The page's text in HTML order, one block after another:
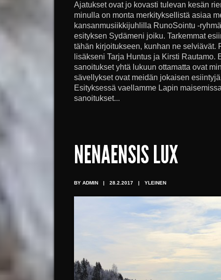
Ajatukset ovat jo kovasti tulevan kesän
minulla on monta merkityksellistä asiaa
kansanmusiikkijuhlilla RunoSointu -
esityksen Sydämeni joiku. Tarkemmat
tähän kirjoitukseen, kunhan ne selviävät.
lisäkseni Tarja Huntus ja Kirsti Rautamo.
sanoitukset yhtä lukuun ottamatta ovat
sävellykset ovat meidän jokaisen
Esityksessä vaellamme Lapin
sanoitukset...
NENAENSIS LUX
BY ADMIN | 28.2.2017 | YLEINEN